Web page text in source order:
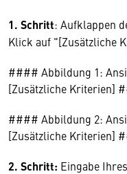
1. Schritt: Aufklappen
Klick auf "[Zusätzliche
#### Abbildung 1:
[Zusätzliche Kriterien]
#### Abbildung 2:
[Zusätzliche Kriterien]
2. Schritt: Eingabe